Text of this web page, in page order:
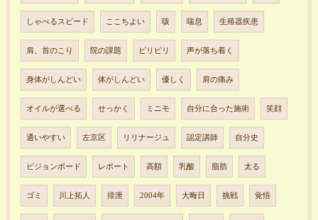
しゃべるスピード ここちよい 咳 喘息 生殖器疾患
肩、首のこり 院の課題 ピリピリ 声が落ち着く
身体がしんどい 体がしんどい 優しく 肩の痛み
オイルが選べる せっかく ミニモ 自分に合った施術 笑顔
通いやすい 左京区 リリナージュ 認定講師 自分史
ビジョンボード レポート 高額 乳酸 脂肪 太る
ゴミ 川上拓人 排泄 2004年 大晦日 挑戦 覚悟